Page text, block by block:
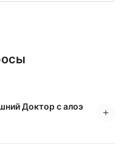
Доктор с алоэ